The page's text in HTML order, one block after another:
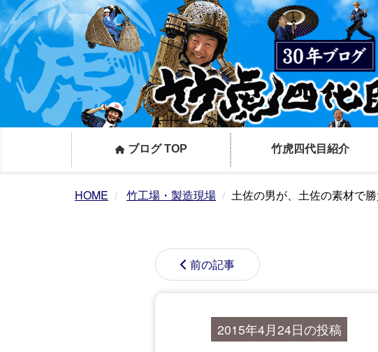
ブログ TOP 竹虎四代目紹介
HOME 竹工場・製造現場 土佐の男が、土佐の素材で
前の記事
2015年4月24日の投稿